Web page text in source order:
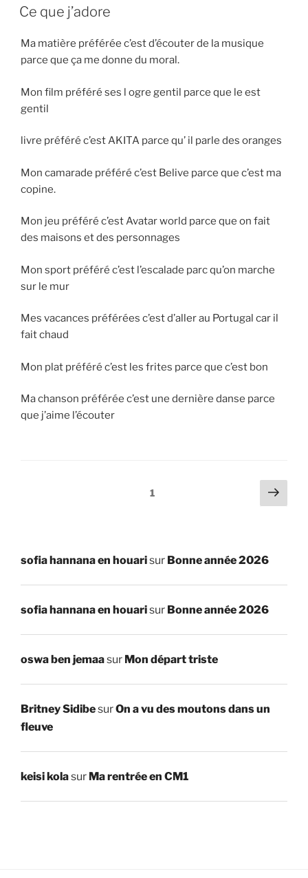
LE
Ce que j’adore
Ma matière préférée c’est d’écouter de la musique
parce que ça me donne du moral.
Mon film préféré ses l ogre gentil parce que le est
gentil
livre préféré c’est AKITA parce qu’ il parle des oranges
Mon camarade préféré c’est Belive parce que c’est ma
copine.
Mon jeu préféré c’est Avatar world parce que on fait
des maisons et des personnages
Mon sport préféré c’est l’escalade parc qu’on marche
sur le mur
Mes vacances préférées c’est d’aller au Portugal car il
fait chaud
Mon plat préféré c’est les frites parce que c’est bon
Ma chanson préférée c’est une dernière danse parce
que j’aime l’écouter
Page1
Page
sofia hannana en houarisur Bonne année 2026
sofia hannana en houarisur Bonne année 2026
oswa ben jemaasur Mon départ triste
Britney SidibesurOn a vu des moutons dans un
fleuve
keisi kolasur Ma rentrée en CM1